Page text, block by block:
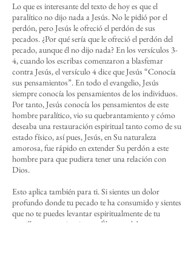
Lo que es interesante del texto de hoy es que el
paralítico no dijo nada a Jesús. No le pidió por el
perdón, pero Jesús le ofreció el perdón de sus
pecados. ¿Por qué sería que le ofreció el perdón del
pecado, aunque él no dijo nada? En los versículos 3-
4, cuando los escribas comenzaron a blasfemar
contra Jesús, el versículo 4 dice que Jesús “Conocía
sus pensamientos”. En todo el evangelio, Jesús
siempre conocía los pensamientos de los individuos.
Por tanto, Jesús conocía los pensamientos de este
hombre paralítico, vio su quebrantamiento y cómo
deseaba una restauración espiritual tanto como de su
estado físico,así pues, Jesús, en Su naturaleza
amorosa, fue rápido en extender Su perdón a este
hombre para que pudiera tener una relación con
Dios.
Esto aplica también para ti. Si sientes un dolor
profundo donde tu pecado te ha consumido y sientes
que no te puedes levantar espiritualmente de tu
camilla, no necesitas ir ante Él con palabras